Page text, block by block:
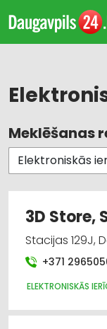
Visas nozares
Elektroniskās
tirdzniecība
Apgaismes
Meklēšanas
3D Store,
Stacijas 129J,
+371
ELEKTRONISKĀS